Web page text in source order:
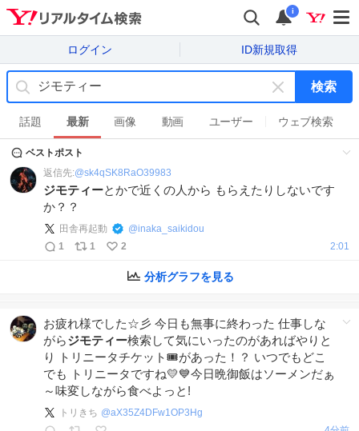
i
ログイン ID新規取得
キ
ー
ワ
を
検索
話題 最新 画像 動画 ユーザー ウェブ検索
ベストポスト
返信先:@sk4qSK8RaO39983
ジモティーとかで近くの人から もらえたりしないです
か？？
田舎再起動 @inaka_saikidou
1
1 2 2:01
分析グラフを見る
お疲れ様でした☆彡 今日も無事に終わった 仕事しな
がらジモティー検索して気にいったのがあればやりと
り トリニータチケット🎟️があった！？ いつでもどこ
でも トリニータですね💛💙今日晩御飯はソーメンだぁ
～味変しながら食べよっと!
トリきち @aX35Z4DFw1OP3Hg